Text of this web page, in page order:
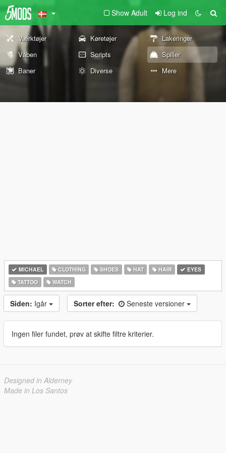
Show Adult Log ind
Værktøjer Køretøjer
Lakeringer
Våben
Scripts
Spiller
Baner
Diverse Mere
MICHAEL CLOTHING SHOES HAT HAIR
EYES
TATTOO
WATCH
Siden: Igår Sorter efter: Seneste versioner
Ingen filer fundet, prøv at skifte filtre kriterier.
Designed in Alderney
Made in Los Santos